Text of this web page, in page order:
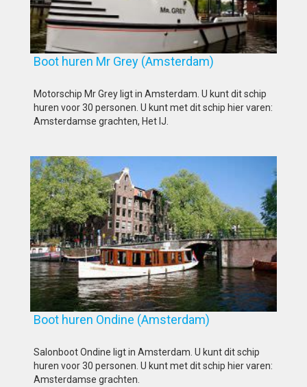
Boot huren Mr Grey (Amsterdam)
Motorschip Mr Grey ligt in Amsterdam. U kunt dit schip
huren voor 30 personen. U kunt met dit schip hier varen:
Amsterdamse grachten, Het IJ.
Boot huren Ondine (Amsterdam)
Salonboot Ondine ligt in Amsterdam. U kunt dit schip
huren voor 30 personen. U kunt met dit schip hier varen:
Amsterdamse grachten.